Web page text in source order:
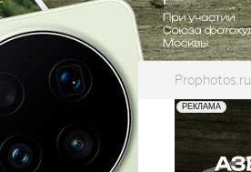
Prophotos.ru